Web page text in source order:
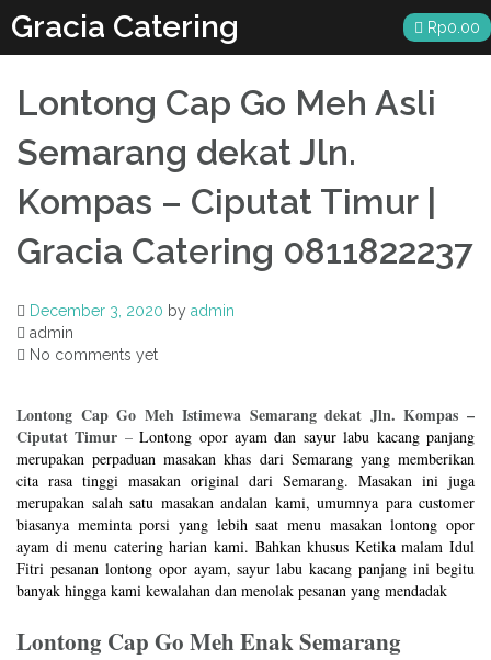
to
content
Gracia Catering Rp0.00
Lontong Cap Go Meh Asli
Semarang dekat Jln.
Kompas – Ciputat Timur |
Gracia Catering 0811822237
December 3, 2020 by admin
admin
No comments yet
Lontong Cap Go Meh Istimewa Semarang dekat Jln. Kompas –
Ciputat Timur –Lontong opor ayam dan sayur labu kacang panjang
merupakan perpaduan masakan khas dari Semarang yang memberikan
cita rasa tinggi masakan original dari Semarang. Masakan ini juga
merupakan salah satu masakan andalan kami, umumnya para customer
biasanya meminta porsi yang lebih saat menu masakan lontong opor
ayam di menu catering harian kami. Bahkan khusus Ketika malam Idul
Fitri pesanan lontong opor ayam, sayur labu kacang panjang ini begitu
banyak hingga kami kewalahan dan menolak pesanan yang mendadak
Lontong Cap Go Meh Enak Semarang